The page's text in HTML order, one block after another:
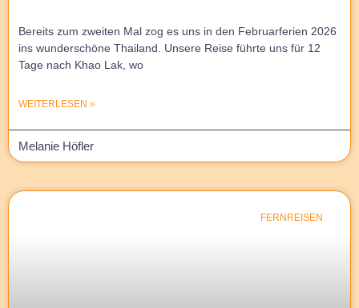
Bereits zum zweiten Mal zog es uns in den Februarferien 2026
ins wunderschöne Thailand. Unsere Reise führte uns für 12
Tage nach Khao Lak, wo
WEITERLESEN »
Melanie Höfler
FERNREISEN